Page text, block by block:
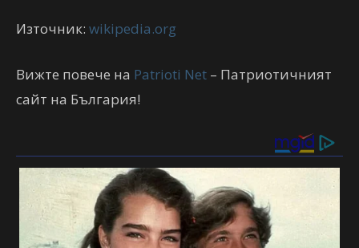
Източник: wikipedia.org
Вижте повече на Patrioti Net – Патриотичният
сайт на България!